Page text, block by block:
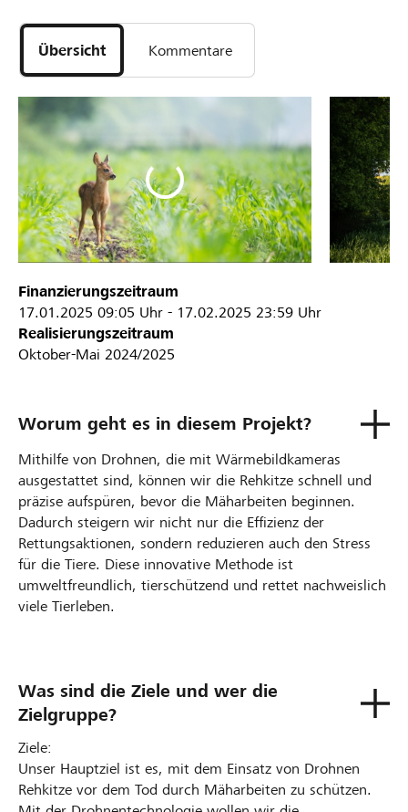
Übersicht Kommentare
Finanzierungszeitraum
17.01.2025 09:05 Uhr - 17.02.2025 23:59 Uhr
Realisierungszeitraum
Oktober-Mai 2024/2025
Worum geht es in diesem Projekt?
Mithilfe von Drohnen, die mit Wärmebildkameras
ausgestattet sind, können wir die Rehkitze schnell und
präzise aufspüren, bevor die Mäharbeiten beginnen.
Dadurch steigern wir nicht nur die Effizienz der
Rettungsaktionen, sondern reduzieren auch den Stress
für die Tiere. Diese innovative Methode ist
umweltfreundlich, tierschützend und rettet nachweislich
viele Tierleben.
Was sind die Ziele und wer die
Zielgruppe?
Ziele:
Unser Hauptziel ist es, mit dem Einsatz von Drohnen
Rehkitze vor dem Tod durch Mäharbeiten zu schützen.